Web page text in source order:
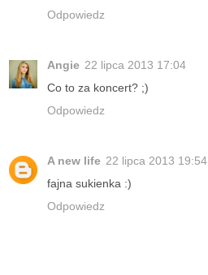
Odpowiedz
Angie 22 lipca 2013 17:04
Co to za koncert? ;)
Odpowiedz
A new life 22 lipca 2013 19:54
fajna sukienka :)
Odpowiedz